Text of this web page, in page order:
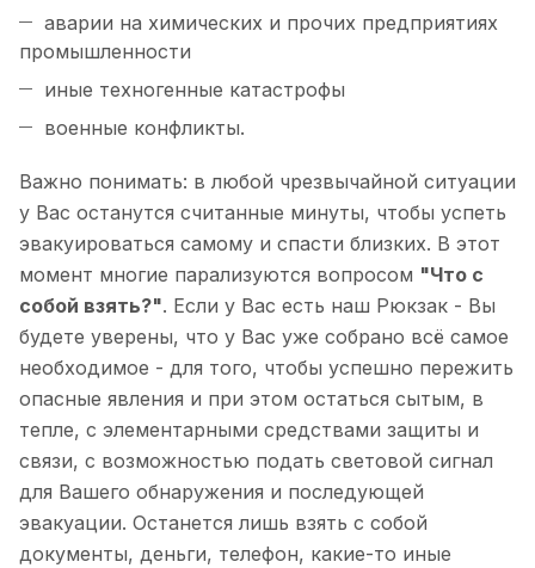
аварии на химических и прочих предприятиях
промышленности
иные техногенные катастрофы
военные конфликты.
Важно понимать: в любой чрезвычайной ситуации
у Вас останутся считанные минуты, чтобы успеть
эвакуироваться самому и спасти близких. В этот
момент многие парализуются вопросом "Что с
собой взять?". Если у Вас есть наш Рюкзак - Вы
будете уверены, что у Вас уже собрано всё самое
необходимое - для того, чтобы успешно пережить
опасные явления и при этом остаться сытым, в
тепле, с элементарными средствами защиты и
связи, с возможностью подать световой сигнал
для Вашего обнаружения и последующей
эвакуации. Останется лишь взять с собой
документы, деньги, телефон, какие-то иные